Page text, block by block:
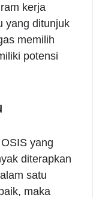
kerja
yang ditunjuk
memilih
potensi
yang
diterapkan
satu
maka